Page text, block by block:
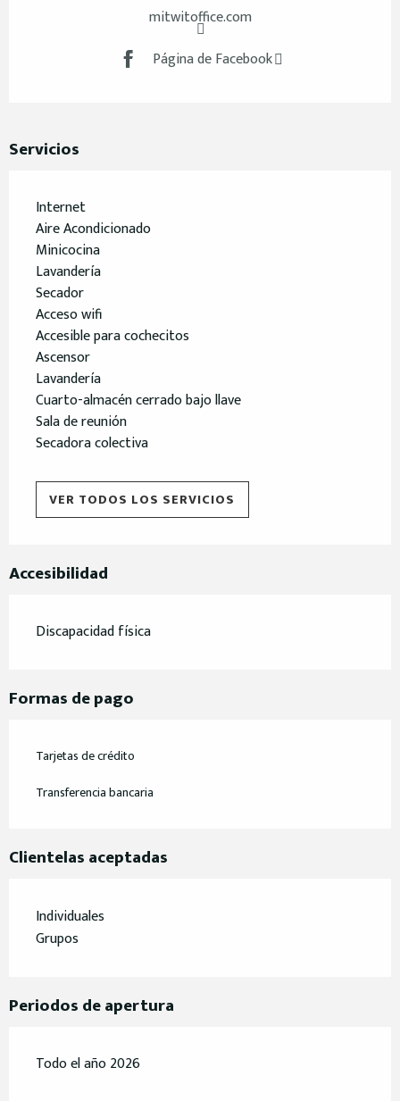
mitwitoffice.com
Página de Facebook
Servicios
Internet
Aire Acondicionado
Minicocina
Lavandería
Secador
Acceso wifi
Accesible para cochecitos
Ascensor
Lavandería
Cuarto-almacén cerrado bajo llave
Sala de reunión
Secadora colectiva
VER TODOS LOS SERVICIOS
Accesibilidad
Discapacidad física
Formas de pago
Tarjetas de crédito
Transferencia bancaria
Clientelas aceptadas
Individuales
Grupos
Periodos de apertura
Todo el año 2026